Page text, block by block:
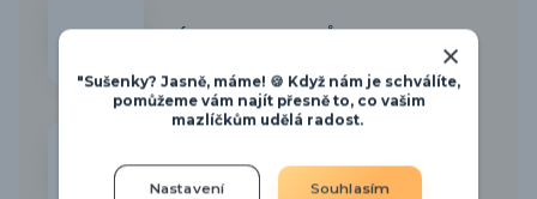
VÝROBA PAMLSKŮ
NÁŠ BLOG
"Sušenky? Jasně, máme! 🍪 Když nám je schválíte,
pomůžeme vám najít přesně to, co vašim
mazlíčkům udělá radost.
Nastavení Souhlasím